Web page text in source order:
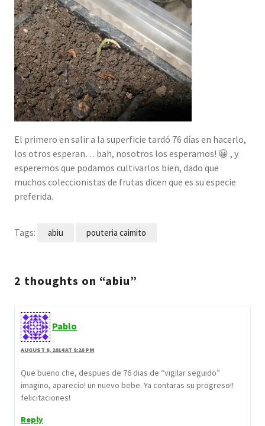
El primero en salir a la superficie tardó 76 días en hacerlo,
los otros esperan… bah, nosotros los esperamos! 😀 , y
esperemos que podamos cultivarlos bien, dado que
muchos coleccionistas de frutas dicen que es su especie
preferida.
Tags: abiu pouteria caimito
2 thoughts on “abiu”
Pablo
AUGUST 8, 2014 AT 8:26 PM
Que bueno che, despues de 76 dias de “vigilar seguido”
imagino, aparecio! un nuevo bebe. Ya contaras su progreso!!
felicitaciones!
Reply